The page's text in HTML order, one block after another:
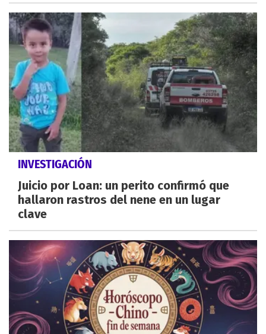
INVESTIGACIÓN
Juicio por Loan: un perito confirmó que
hallaron rastros del nene en un lugar
clave